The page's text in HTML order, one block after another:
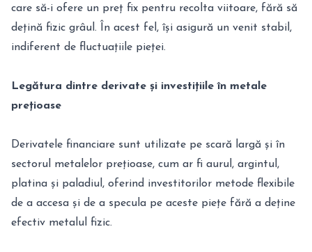
care să-i ofere un preț fix pentru recolta viitoare, fără să
dețină fizic grâul. În acest fel, își asigură un venit stabil,
indiferent de fluctuațiile pieței.
Legătura dintre derivate și investițiile în metale
prețioase
Derivatele financiare sunt utilizate pe scară largă și în
sectorul metalelor prețioase, cum ar fi aurul, argintul,
platina și paladiul, oferind investitorilor metode flexibile
de a accesa și de a specula pe aceste piețe fără a deține
efectiv metalul fizic.